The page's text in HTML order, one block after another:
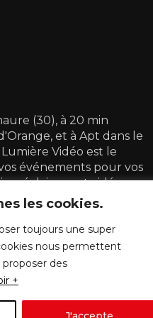
les cookies.
toujours une super
nous permettent
des
+
(30), à 20 min
et à Apt dans le
Vidéo est le
événements pour vos
éclairage et vidéo.